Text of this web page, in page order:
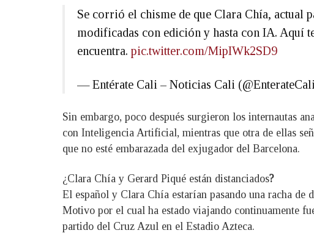
Se corrió el chisme de que Clara Chía, actual
modificadas con edición y hasta con IA. Aquí
encuentra. pic.twitter.com/MipIWk2SD9
— Entérate Cali – Noticias Cali
Sin embargo, poco después surgieron los internautas
con Inteligencia Artificial, mientras que otra de ellas
que no esté embarazada del exjugador del Barcelona.
¿Clara Chía y Gerard Piqué están distanciados?
El español y Clara Chía estarían pasando una racha de
Motivo por el cual ha estado viajando continuamente
partido del Cruz Azul en el Estadio Azteca.